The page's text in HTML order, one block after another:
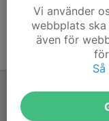
Vi använder
webbplats
även för